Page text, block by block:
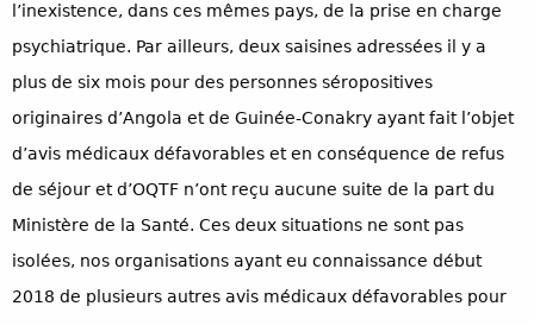
l’inexistence, dans ces mêmes pays, de la prise en charge
psychiatrique. Par ailleurs, deux saisines adressées il y a
plus de six mois pour des personnes séropositives
originaires d’Angola et de Guinée-Conakry ayant fait l’objet
d’avis médicaux défavorables et en conséquence de refus
de séjour et d’OQTF n’ont reçu aucune suite de la part du
Ministère de la Santé. Ces deux situations ne sont pas
isolées, nos organisations ayant eu connaissance début
2018 de plusieurs autres avis médicaux défavorables pour